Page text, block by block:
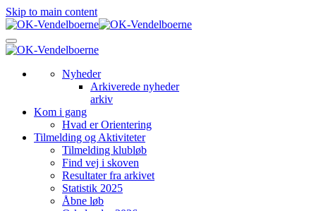
Skip to main content
Nyheder
Arkiverede nyheder
arkiv
Kom i gang
Hvad er Orientering
Tilmelding og Aktiviteter
Tilmelding klubløb
Find vej i skoven
Resultater fra arkivet
Statistik 2025
Åbne løb